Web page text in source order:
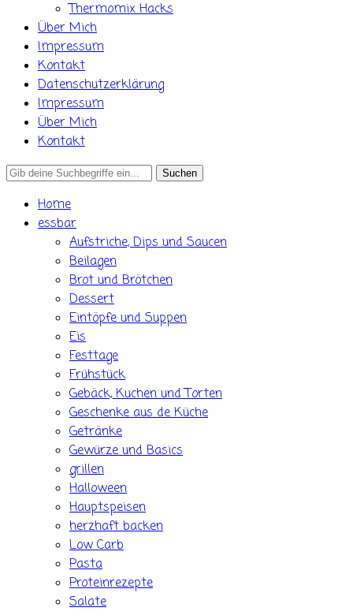
Thermomix Hacks
Über Mich
Impressum
Kontakt
Datenschutzerklärung
Impressum
Über Mich
Kontakt
Search
Home
essbar
Aufstriche, Dips und Saucen
Beilagen
Brot und Brötchen
Dessert
Eintöpfe und Suppen
Eis
Festtage
Frühstück
Gebäck, Kuchen und Torten
Geschenke aus de Küche
Getränke
Gewürze und Basics
grillen
Halloween
Hauptspeisen
herzhaft backen
Low Carb
Pasta
Proteinrezepte
Salate